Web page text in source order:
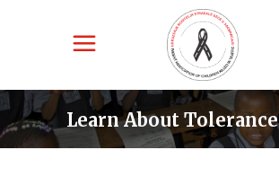
Learn About Tolerance